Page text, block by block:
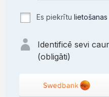
Es piekrītu
Identificē sevi
(obligāti)